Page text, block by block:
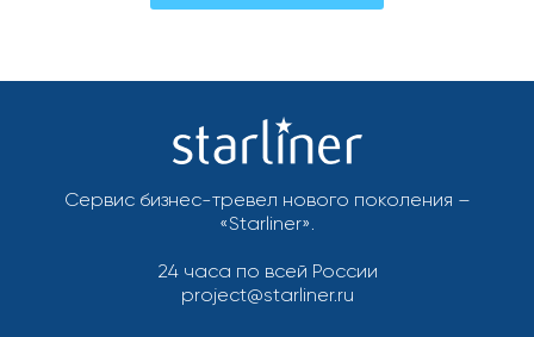
Сервис бизнес-тревел нового поколения –
«Starliner».
24 часа по всей России
project@starliner.ru